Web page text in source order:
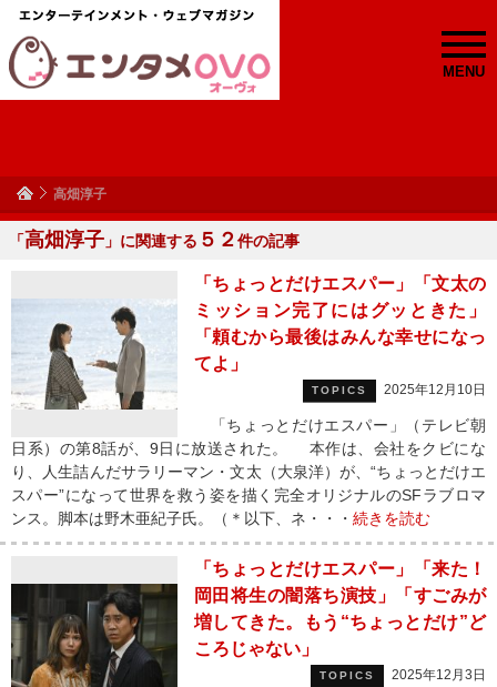
MENU
高畑淳子
「高畑淳子 」に関連する ５２件の記事
「ちょっとだけエスパー」「文太の
ミッション完了にはグッときた」
「頼むから最後はみんな幸せになっ
てよ」
TOPICS 2025年12月10日
「ちょっとだけエスパー」（テレビ朝
日系）の第8話が、9日に放送された。 本作は、会社をクビにな
り、人生詰んだサラリーマン・文太（大泉洋）が、“ちょっとだけエ
スパー”になって世界を救う姿を描く完全オリジナルのSFラブロマ
ンス。脚本は野木亜紀子氏。（＊以下、ネ・・・ 続きを読む
「ちょっとだけエスパー」「来た！
岡田将生の闇落ち演技」「すごみが
増してきた。もう“ちょっとだけ”ど
ころじゃない」
TOPICS 2025年12月3日